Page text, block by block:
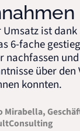
ist dank
fache
und
über den
konnten.